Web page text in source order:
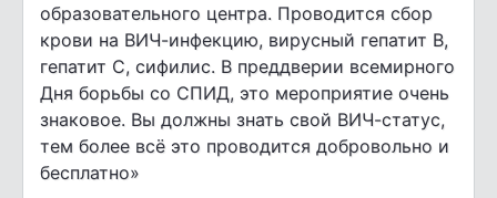
образовательного центра. Проводится сбор
крови на ВИЧ-инфекцию, вирусный гепатит В,
гепатит С, сифилис. В преддверии всемирного
Дня борьбы со СПИД, это мероприятие очень
знаковое. Вы должны знать свой ВИЧ-статус,
тем более всё это проводится добровольно и
бесплатно»